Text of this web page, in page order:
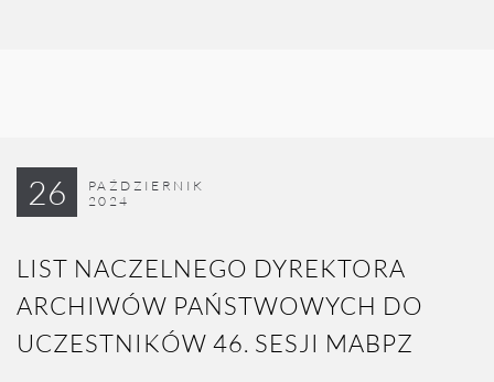
26
PAŹDZIERNIK
2024
LIST NACZELNEGO DYREKTORA
ARCHIWÓW PAŃSTWOWYCH DO
UCZESTNIKÓW 46. SESJI MABPZ